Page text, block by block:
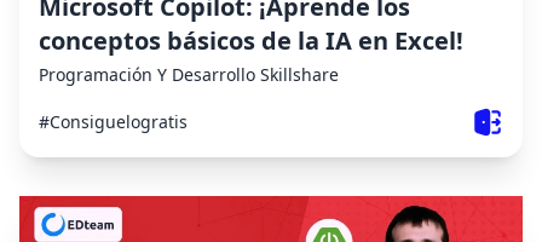
conceptos básicos de la IA en Excel!
Programación Y Desarrollo Skillshare
#Consiguelogratis